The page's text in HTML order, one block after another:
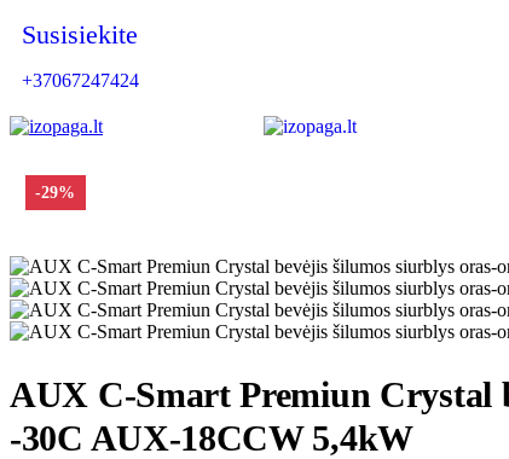
Susisiekite
+37067247424
-29%
AUX C-Smart Premiun Crystal
-30C AUX-18CCW 5,4kW